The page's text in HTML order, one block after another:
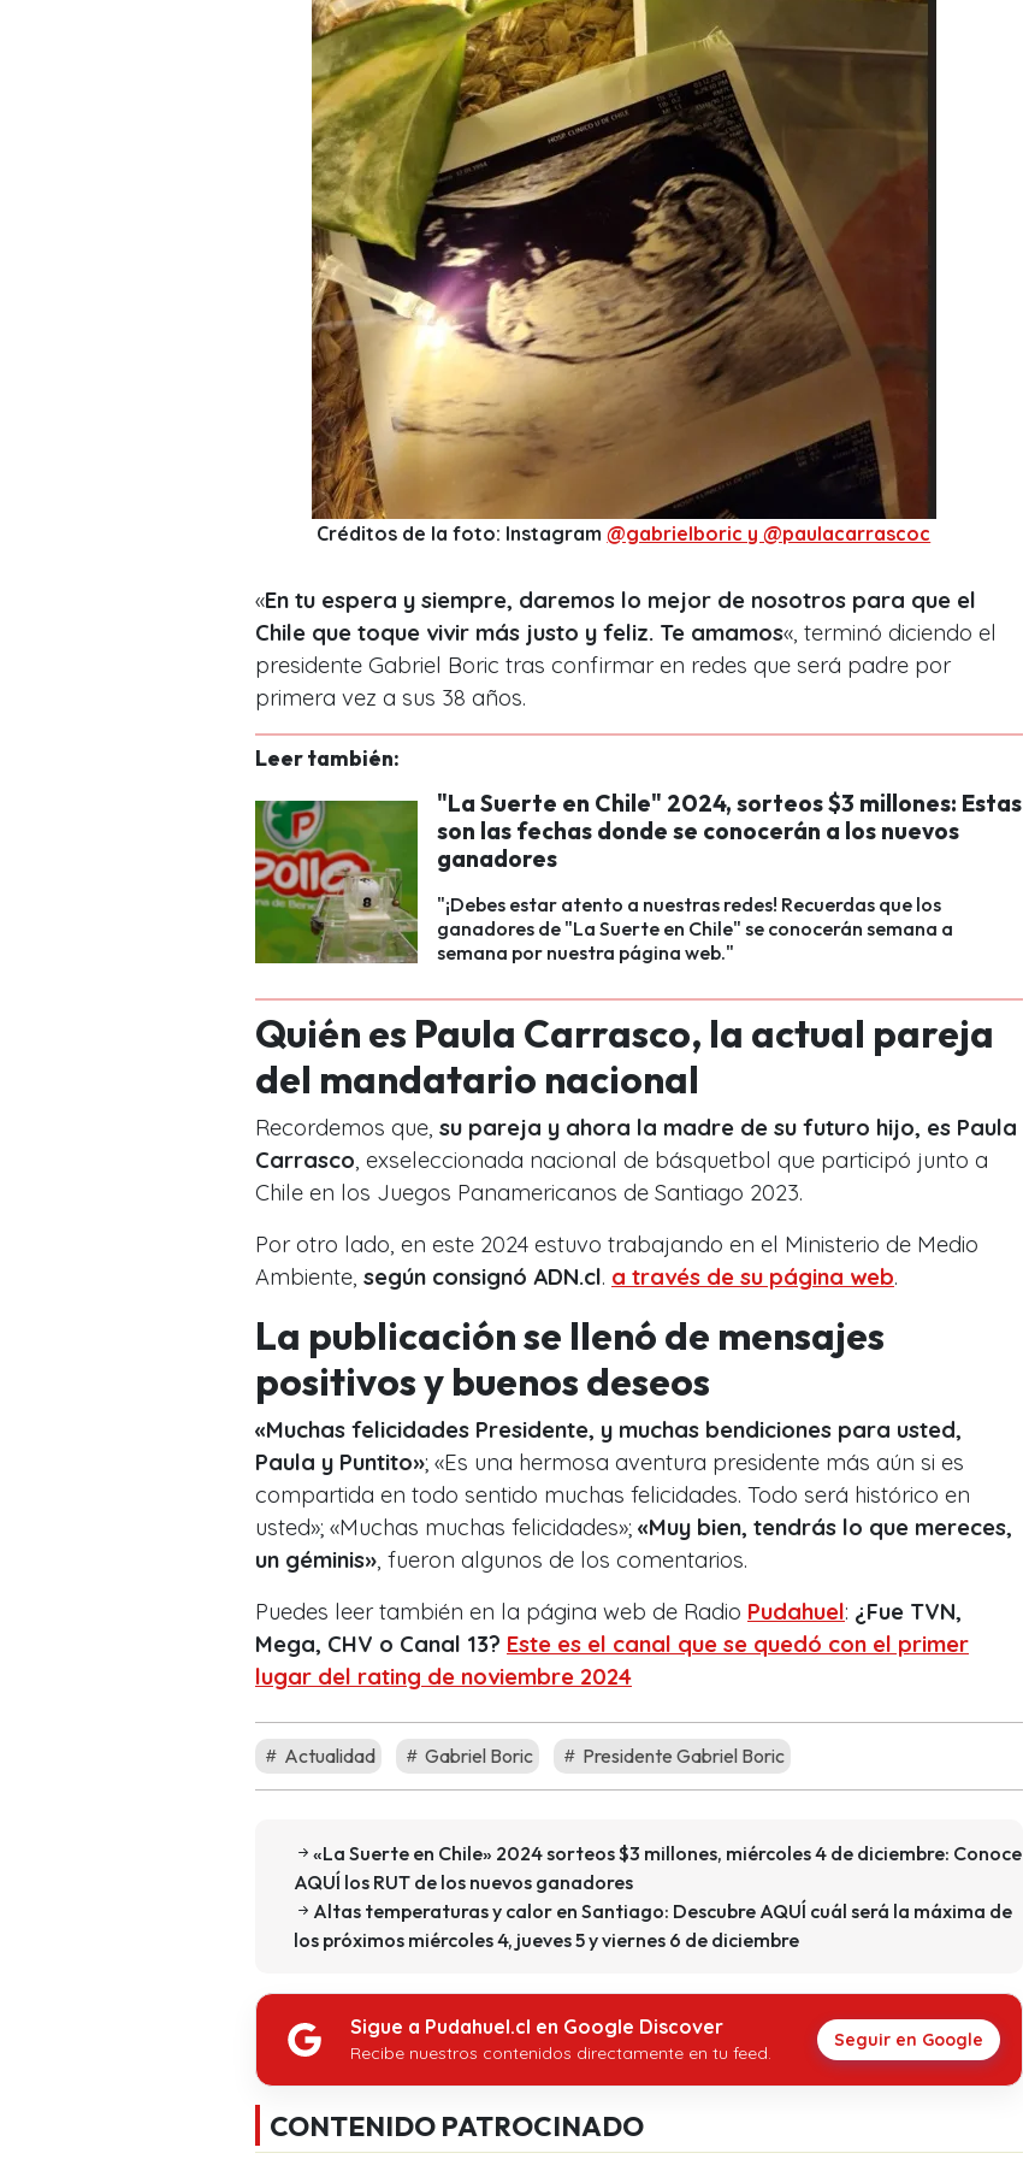
Créditos de la foto: Instagram@gabrielboric y @paulacarrascoc
«En tu espera y siempre, daremos lo mejor de nosotros para que el
Chile que toque vivir más justo y feliz. Te amamos«, terminó diciendo el
presidente Gabriel Boric tras confirmar en redes que será padre por
primera vez a sus 38 años.
Leer también:
"La Suerte en Chile" 2024, sorteos $3 millones: Estas
son las fechas donde se conocerán a los nuevos
ganadores
"¡Debes estar atento a nuestras redes! Recuerdas que los
ganadores de "La Suerte en Chile" se conocerán semana a
semana por nuestra página web."
Quién es Paula Carrasco, la actual pareja
del mandatario nacional
Recordemos que, su pareja y ahora la madre de su futuro hijo, es Paula
Carrasco , exseleccionada nacional de básquetbol que participó junto a
Chile en los Juegos Panamericanos de Santiago 2023.
Por otro lado, en este 2024 estuvo trabajando en el Ministerio de Medio
Ambiente, según consignó ADN.cl. a través de su página web.
La publicación se llenó de mensajes
positivos y buenos deseos
«Muchas felicidades Presidente, y muchas bendiciones para usted,
Paula y Puntito»; «Es una hermosa aventura presidente más aún si es
compartida en todo sentido muchas felicidades. Todo será histórico en
usted»; «Muchas muchas felicidades»; «Muy bien, tendrás lo que mereces,
un géminis» , fueron algunos de los comentarios.
Puedes leer también en la página web de Radio Pudahuel: ¿Fue TVN,
Mega, CHV o Canal 13? Este es el canal que se quedó con el primer
lugar del rating de noviembre 2024
Actualidad Gabriel Boric Presidente Gabriel Boric
«La Suerte en Chile» 2024 sorteos $3 millones, miércoles 4 de diciembre: Conoce
AQUÍ los RUT de los nuevos ganadores
Altas temperaturas y calor en Santiago: Descubre AQUÍ cuál será la máxima de
los próximos miércoles 4, jueves 5 y viernes 6 de diciembre
Sigue a Pudahuel.cl en Google Discover
Recibe nuestros contenidos directamente en tu feed.
Seguir en Google
CONTENIDO PATROCINADO